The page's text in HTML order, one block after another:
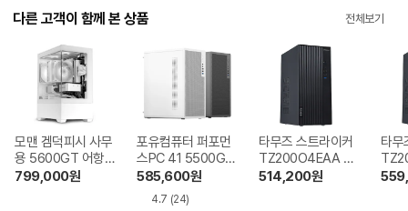
다른 고객이 함께 본 상품 전체보기
모맨 겜덕피시 사무
용 5600GT 어항 1
6GB, M.2 512GB
799,000원
포유컴퓨터 퍼포먼
스PC 41 5500GT
16GB, M.2 500G
585,600원
4.7 (24)
타무즈 스트라이커
TZ200O4EAA 8
GB, M.2 256GB
514,200원
타무
GB,